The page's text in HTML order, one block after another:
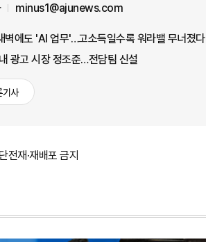
minus1@ajunews.com
벽에도 'AI 업무'…고소득일수록 워라밸 무너졌다
광고 시장 정조준…전담팀 신설
기사
전재·재배포 금지